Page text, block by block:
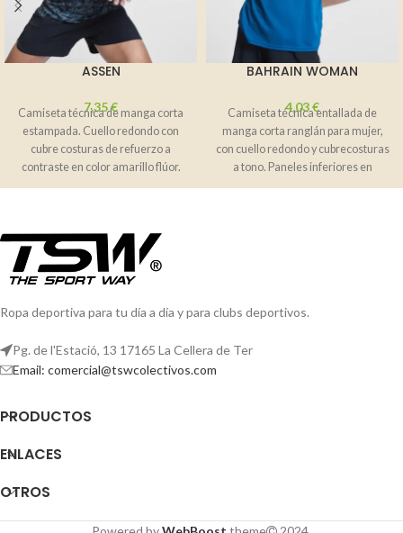
ASSEN
7,35€
Camiseta técnica de manga corta
estampada. Cuello redondo con
cubre costuras de refuerzo a
contraste en color amarillo flúor.
Paneles
BAHRAIN WOMAN
4,03€
Camiseta técnica entallada de
manga corta ranglán para mujer,
con cuello redondo y cubrecosturas
a tono. Paneles inferiores en
mangas.
Ropa deportiva para tu día a día y para clubs deportivos.
Pg. de l'Estació, 13 17165 La Cellera de Ter
Email: comercial@tswcolectivos.com
PRODUCTOS
ENLACES
OTROS